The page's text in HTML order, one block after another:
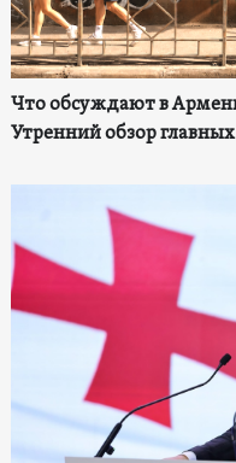
Что обсуждают в
Утренний обзор